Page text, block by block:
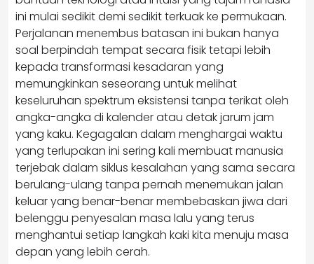
ini mulai sedikit demi sedikit terkuak ke permukaan.
Perjalanan menembus batasan ini bukan hanya
soal berpindah tempat secara fisik tetapi lebih
kepada transformasi kesadaran yang
memungkinkan seseorang untuk melihat
keseluruhan spektrum eksistensi tanpa terikat oleh
angka-angka di kalender atau detak jarum jam
yang kaku. Kegagalan dalam menghargai waktu
yang terlupakan ini sering kali membuat manusia
terjebak dalam siklus kesalahan yang sama secara
berulang-ulang tanpa pernah menemukan jalan
keluar yang benar-benar membebaskan jiwa dari
belenggu penyesalan masa lalu yang terus
menghantui setiap langkah kaki kita menuju masa
depan yang lebih cerah.